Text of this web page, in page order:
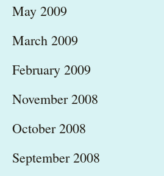
May 2009
March 2009
February 2009
November 2008
October 2008
September 2008